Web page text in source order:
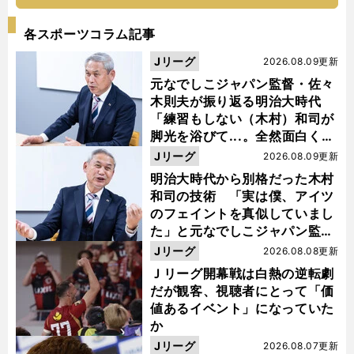
各スポーツコラム記事
元なでしこジャパン監督・佐々
木則夫が振り返る明治大時代
「練習もしない（木村）和司が
脚光を浴びて...。全然面白くな
い４年間でした」
2026.08.09更新
Jリーグ
明治大時代から別格だった木村
和司の技術 「実は僕、アイツ
のフェイントを真似していまし
た」と元なでしこジャパン監
督・佐々木則夫
2026.08.09更新
Jリーグ
Ｊリーグ開幕戦は白熱の逆転劇
だが観客、視聴者にとって「価
値あるイベント」になっていた
か
2026.08.08更新
Jリーグ
2026.08.07更新
Jリーグ